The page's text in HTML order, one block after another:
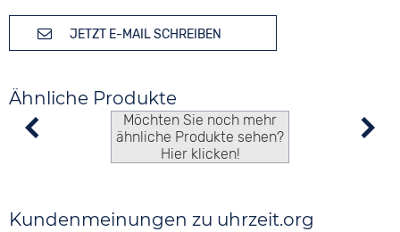
JETZT E-MAIL SCHREIBEN
Ähnliche Produkte
Möchten Sie noch mehr
ähnliche Produkte sehen?
Hier klicken!
Kundenmeinungen zu uhrzeit.org